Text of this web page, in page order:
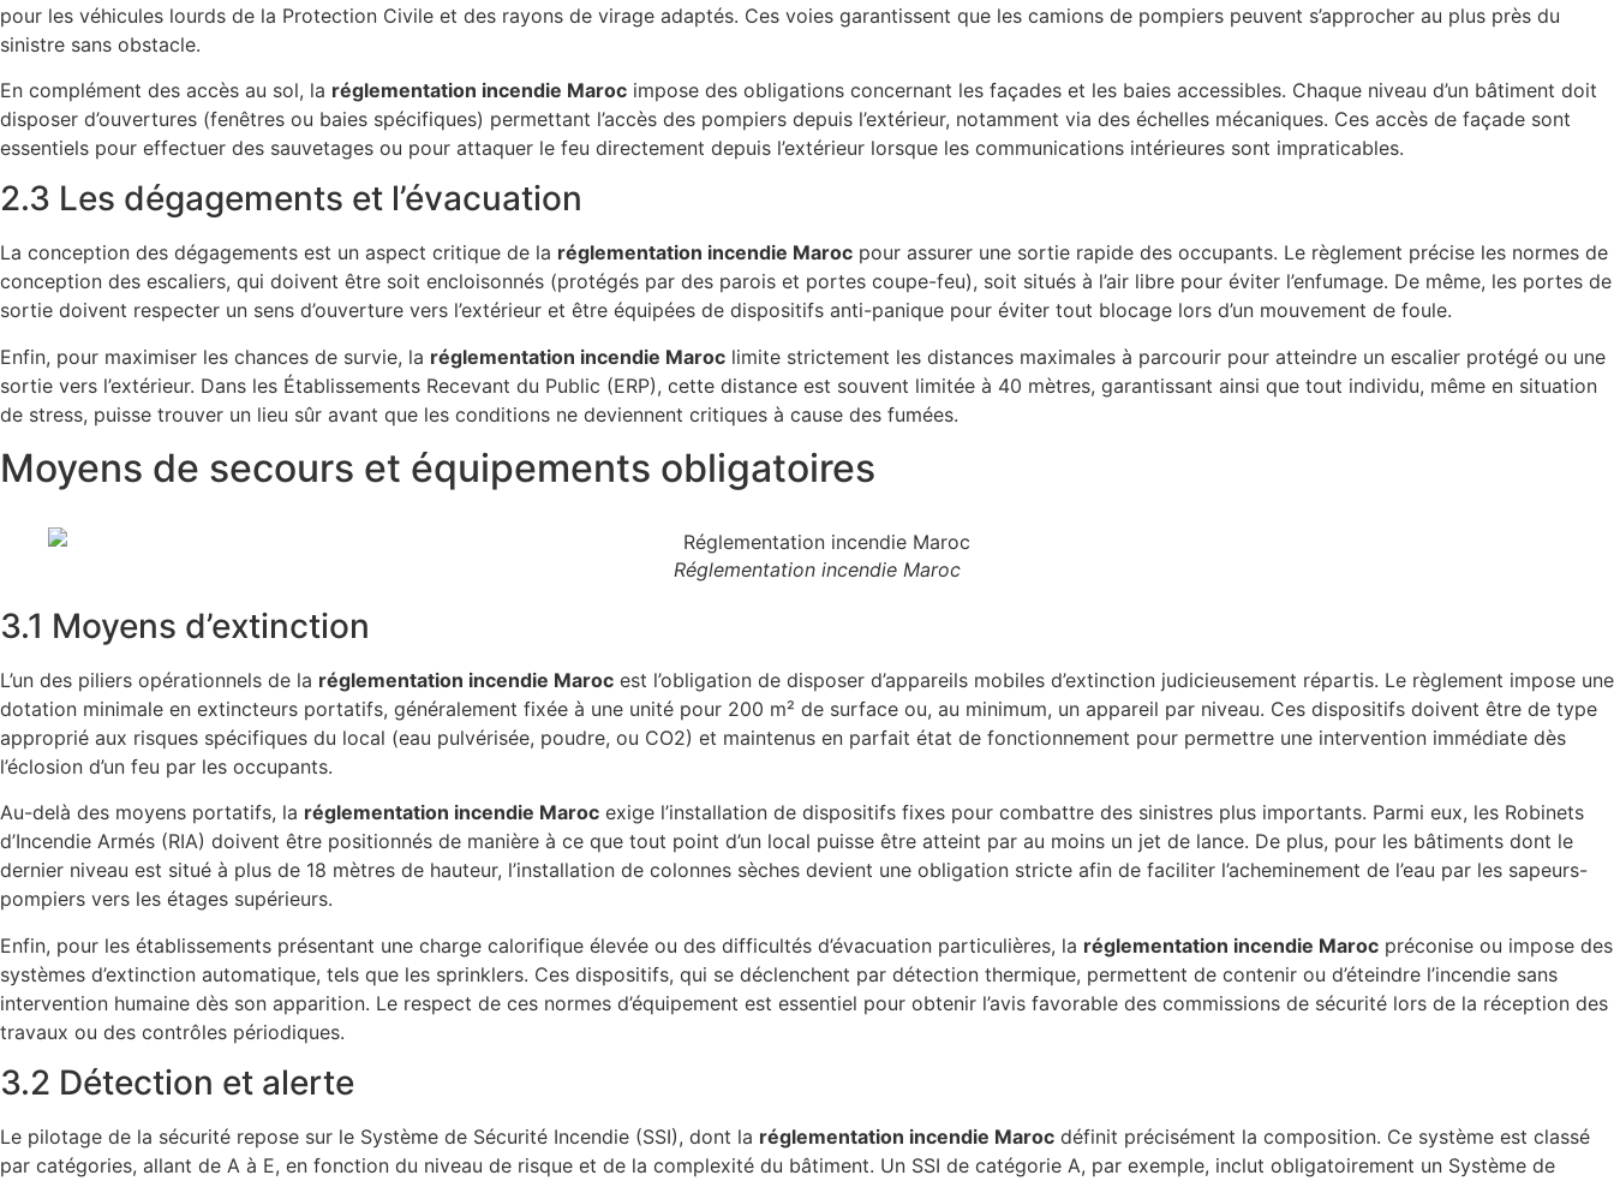
pour les véhicules lourds de la Protection Civile et des rayons de virage adaptés. Ces voies garantissent que les camions de pompiers peuvent s’approcher au plus près du
sinistre sans obstacle.
En complément des accès au sol, la réglementation incendie Maroc impose des obligations concernant les façades et les baies accessibles. Chaque niveau d’un bâtiment doit
disposer d’ouvertures (fenêtres ou baies spécifiques) permettant l’accès des pompiers depuis l’extérieur, notamment via des échelles mécaniques. Ces accès de façade sont
essentiels pour effectuer des sauvetages ou pour attaquer le feu directement depuis l’extérieur lorsque les communications intérieures sont impraticables.
2.3 Les dégagements et l’évacuation
La conception des dégagements est un aspect critique de la réglementation incendie Maroc pour assurer une sortie rapide des occupants. Le règlement précise les normes de
conception des escaliers, qui doivent être soit encloisonnés (protégés par des parois et portes coupe-feu), soit situés à l’air libre pour éviter l’enfumage. De même, les portes de
sortie doivent respecter un sens d’ouverture vers l’extérieur et être équipées de dispositifs anti-panique pour éviter tout blocage lors d’un mouvement de foule.
Enfin, pour maximiser les chances de survie, la réglementation incendie Maroc limite strictement les distances maximales à parcourir pour atteindre un escalier protégé ou une
sortie vers l’extérieur. Dans les Établissements Recevant du Public (ERP), cette distance est souvent limitée à 40 mètres, garantissant ainsi que tout individu, même en situation
de stress, puisse trouver un lieu sûr avant que les conditions ne deviennent critiques à cause des fumées.
Moyens de secours et équipements obligatoires
Réglementation incendie Maroc
3.1 Moyens d’extinction
L’un des piliers opérationnels de la réglementation incendie Maroc est l’obligation de disposer d’appareils mobiles d’extinction judicieusement répartis. Le règlement impose une
dotation minimale en extincteurs portatifs, généralement fixée à une unité pour 200 m² de surface ou, au minimum, un appareil par niveau. Ces dispositifs doivent être de type
approprié aux risques spécifiques du local (eau pulvérisée, poudre, ou CO2) et maintenus en parfait état de fonctionnement pour permettre une intervention immédiate dès
l’éclosion d’un feu par les occupants.
Au-delà des moyens portatifs, la réglementation incendie Maroc exige l’installation de dispositifs fixes pour combattre des sinistres plus importants. Parmi eux, les Robinets
d’Incendie Armés (RIA) doivent être positionnés de manière à ce que tout point d’un local puisse être atteint par au moins un jet de lance. De plus, pour les bâtiments dont le
dernier niveau est situé à plus de 18 mètres de hauteur, l’installation de colonnes sèches devient une obligation stricte afin de faciliter l’acheminement de l’eau par les sapeurs-
pompiers vers les étages supérieurs.
Enfin, pour les établissements présentant une charge calorifique élevée ou des difficultés d’évacuation particulières, la réglementation incendie Maroc préconise ou impose des
systèmes d’extinction automatique, tels que les sprinklers. Ces dispositifs, qui se déclenchent par détection thermique, permettent de contenir ou d’éteindre l’incendie sans
intervention humaine dès son apparition. Le respect de ces normes d’équipement est essentiel pour obtenir l’avis favorable des commissions de sécurité lors de la réception des
travaux ou des contrôles périodiques.
3.2 Détection et alerte
Le pilotage de la sécurité repose sur le Système de Sécurité Incendie (SSI), dont la réglementation incendie Maroc définit précisément la composition. Ce système est classé
par catégories, allant de A à E, en fonction du niveau de risque et de la complexité du bâtiment. Un SSI de catégorie A, par exemple, inclut obligatoirement un Système de